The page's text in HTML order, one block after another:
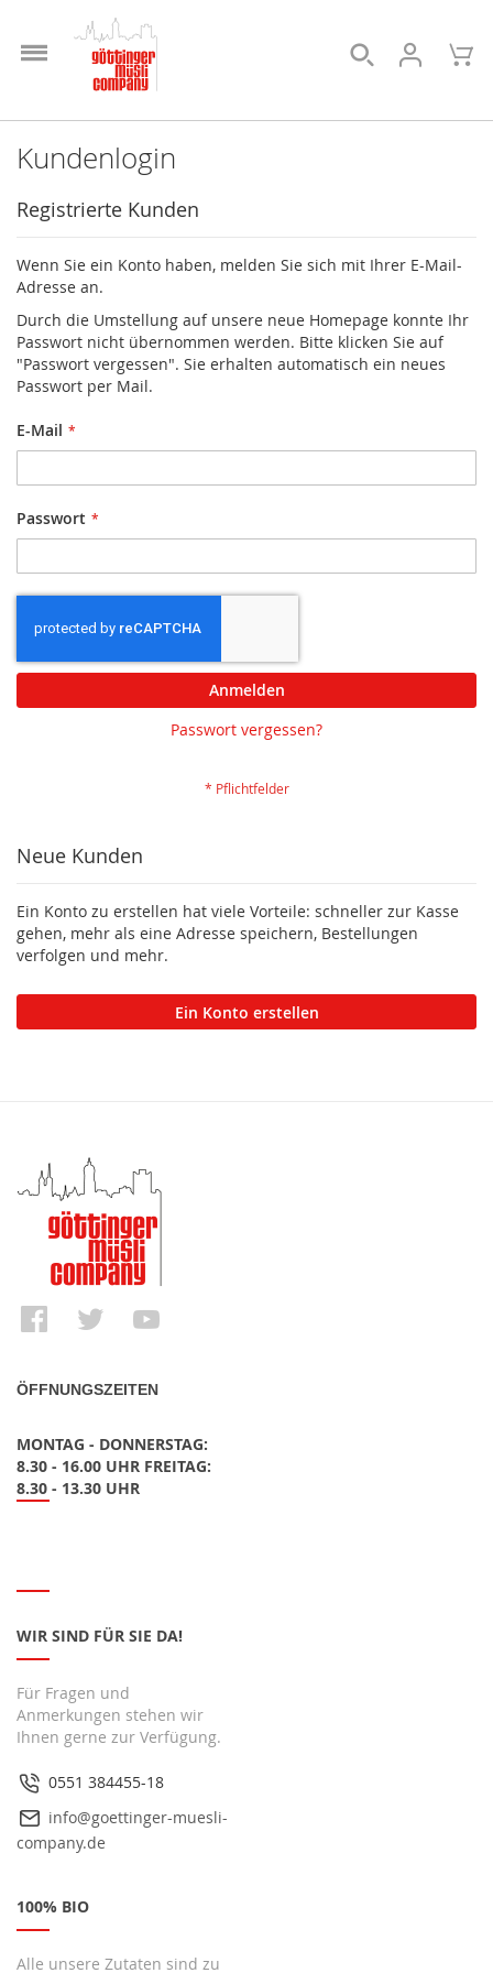
Inhalt
Suche
Kundenlogin
Registrierte Kunden
Wenn Sie ein Konto haben, melden Sie sich mit Ihrer E-Mail-
Adresse an.
Durch die Umstellung auf unsere neue Homepage konnte Ihr
Passwort nicht übernommen werden. Bitte klicken Sie auf
"Passwort vergessen". Sie erhalten automatisch ein neues
Passwort per Mail.
E-Mail
Passwort
Anmelden
Passwort vergessen?
Neue Kunden
Ein Konto zu erstellen hat viele Vorteile: schneller zur Kasse
gehen, mehr als eine Adresse speichern, Bestellungen
verfolgen und mehr.
Ein Konto erstellen
ÖFFNUNGSZEITEN
MONTAG - DONNERSTAG:
8.30 - 16.00 UHR FREITAG:
8.30 - 13.30 UHR
WIR SIND FÜR SIE DA!
Für Fragen und
Anmerkungen stehen wir
Ihnen gerne zur Verfügung.
0551 384455-18
info@goettinger-muesli-
company.de
100% BIO
Alle unsere Zutaten sind zu